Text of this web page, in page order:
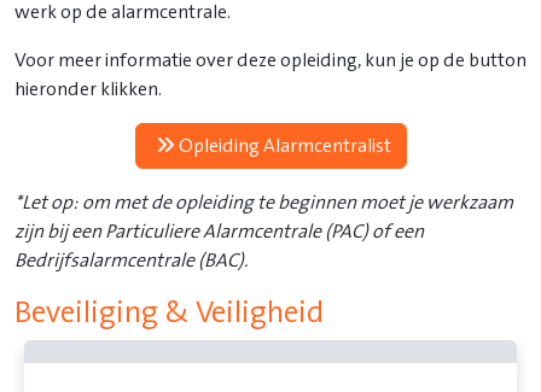
werk op de alarmcentrale.
Voor meer informatie over deze opleiding, kun je op de button
hieronder klikken.
Opleiding Alarmcentralist
*Let op: om met de opleiding te beginnen moet je werkzaam
zijn bij een Particuliere Alarmcentrale (PAC) of een
Bedrijfsalarmcentrale (BAC).
Beveiliging & Veiligheid